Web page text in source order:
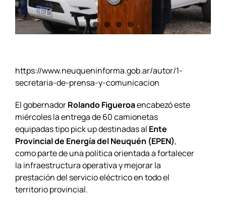
https://www.neuqueninforma.gob.ar/autor/1-
secretaria-de-prensa-y-comunicacion
El gobernadorRolando Figueroaencabezó este
miércoles la entrega de 60 camionetas
equipadas tipo pick up destinadas al Ente
Provincial de Energía del Neuquén (EPEN),
como parte de una política orientada a fortalecer
la infraestructura operativa y mejorar la
prestación del servicio eléctrico en todo el
territorio provincial.